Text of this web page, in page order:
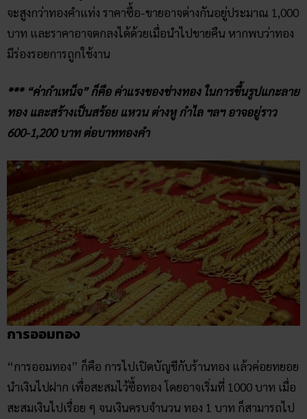
จะสูงกว่าทองคำแท่ง ราคาซื้อ-ขายอาจต่างกันอยู่ประมาณ 1,000
บาท และราคาอาจตกลงได้ด้วยเมื่อนำไปขายคืน หากพบว่าทอง
มีร่องรอยการถูกใช้งาน
*** “ค่ากำเหน็จ” ก็คือ ค่าแรงของช่างทอง ในการขึ้นรูปแกะลาย
ทอง และสร้างเป็นสร้อย แหวน ต่างหู กำไล ฯลฯ อาจอยู่ราว
600-1,200 บาท ต่อบาททองคำ
การออมทอง
“การออมทอง” ก็คือ การไปเปิดบัญชีกับร้านทอง แล้วค่อยทยอย
นำเงินไปฝาก เพื่อสะสมไว้ซื้อทอง โดยอาจเริ่มที่ 1000 บาท เมื่อ
สะสมเงินไปเรื่อย ๆ จนเงินครบจำนวน ทอง 1 บาท ก็สามารถไป